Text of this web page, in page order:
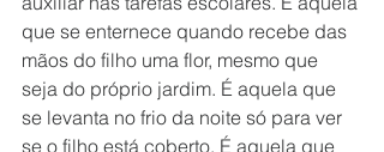
que se enternece quando recebe das
mãos do filho uma flor, mesmo que
seja do próprio jardim. É aquela que
se levanta no frio da noite só para ver
se o filho está coberto. É aquela que